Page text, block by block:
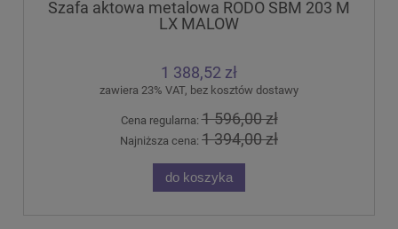
Szafa aktowa metalowa RODO SBM 203 M
LX MALOW
1 388,52 zł
zawiera 23% VAT, bez kosztów dostawy
Cena regularna:1 596,00 zł
Najniższa cena: 1 394,00 zł
do koszyka